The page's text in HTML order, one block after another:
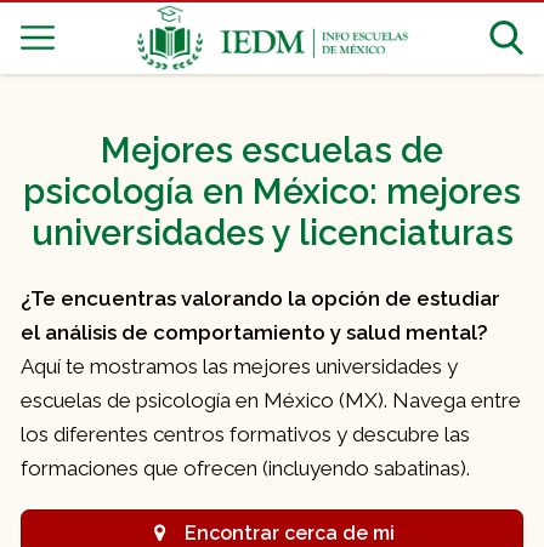
Mejores escuelas de
psicología en México: mejores
universidades y licenciaturas
¿Te encuentras valorando la opción de estudiar
el análisis de comportamiento y salud mental?
Aquí te mostramos las mejores universidades y
escuelas de psicología en México (MX). Navega entre
los diferentes centros formativos y descubre las
formaciones que ofrecen (incluyendo sabatinas).
Encontrar cerca de mi